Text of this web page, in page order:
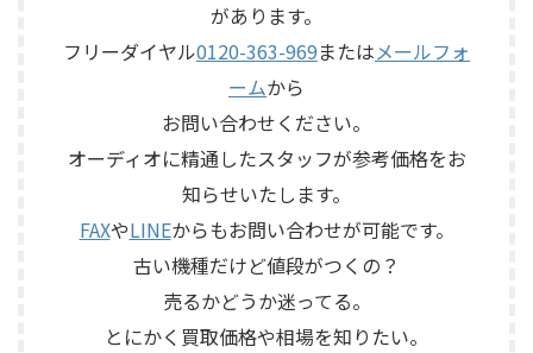
S7Rは、Olympus専用エンクロ
ージャーにLE15Aウーファー、
ン、LX5ネットワークなどを組
み合わせたヴィンテージJBLの
スピーカーシステムです。査定
では、左右ペアの音 ...
前に見てほしい」とご相談い
ただいたものです。 KORG SE-
500は、テープを使用したアナ
ログエコーならではの揺らぎ
や質感を楽しめる機材です。査
定では、通電状態、音出し、
テープ走行、録音・再生ヘッ
ド、エコー音の出方、各入力端
子、出力端子、外部コントロ ...
があります。
フリーダイヤル0120-363-969またはメールフォ
ームから
お問い合わせください。
オーディオに精通したスタッフが参考価格をお
知らせいたします。
FAXやLINEからもお問い合わせが可能です。
古い機種だけど値段がつくの？
売るかどうか迷ってる。
とにかく買取価格や相場を知りたい。